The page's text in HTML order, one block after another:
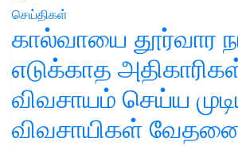
செய்திகள்
கால்வாயை தூர்வார
எடுக்காத
விவசாயம் செய்ய
விவசாயிகள்